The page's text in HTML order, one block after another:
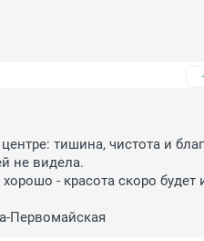
тишина, чистота и
не видела.
- красота скоро будет
Первомайская